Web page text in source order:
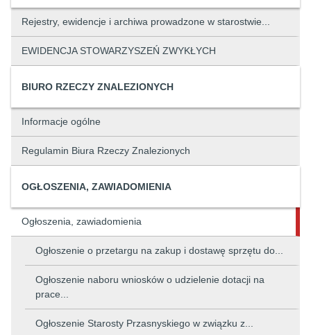
Rejestry, ewidencje i archiwa prowadzone w starostwie...
EWIDENCJA STOWARZYSZEŃ ZWYKŁYCH
BIURO RZECZY ZNALEZIONYCH
Informacje ogólne
Regulamin Biura Rzeczy Znalezionych
OGŁOSZENIA, ZAWIADOMIENIA
Ogłoszenia, zawiadomienia
Ogłoszenie o przetargu na zakup i dostawę sprzętu do...
Ogłoszenie naboru wniosków o udzielenie dotacji na
prace...
Ogłoszenie Starosty Przasnyskiego w związku z...